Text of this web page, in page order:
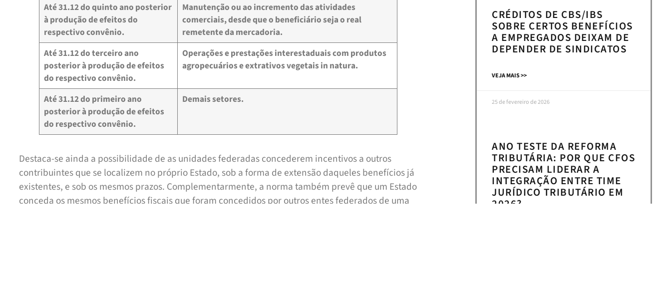
Até 31.12 do quinto ano posterior
à produção de efeitos do
respectivo convênio.
Manutenção ou ao incremento das atividades
comerciais, desde que o beneficiário seja o real
remetente da mercadoria.
Até 31.12 do terceiro ano
posterior à produção de efeitos
do respectivo convênio.
Operações e prestações interestaduais com produtos
agropecuários e extrativos vegetais in natura.
Até 31.12 do primeiro ano
posterior à produção de efeitos
do respectivo convênio.
Demais setores.
Destaca-se ainda a possibilidade de as unidades federadas concederem incentivos a outros
contribuintes que se localizem no próprio Estado, sob a forma de extensão daqueles benefícios já
existentes, e sob os mesmos prazos. Complementarmente, a norma também prevê que um Estado
conceda os mesmos benefícios fiscais que foram concedidos por outros entes federados de uma
CRÉDITOS DE CBS/IBS
SOBRE CERTOS BENEFÍCIOS
A EMPREGADOS DEIXAM DE
DEPENDER DE SINDICATOS
VEJA MAIS >>
25 de fevereiro de 2026
ANO TESTE DA REFORMA
TRIBUTÁRIA: POR QUE CFOS
PRECISAM LIDERAR A
INTEGRAÇÃO ENTRE TIME
JURÍDICO TRIBUTÁRIO EM
2026?